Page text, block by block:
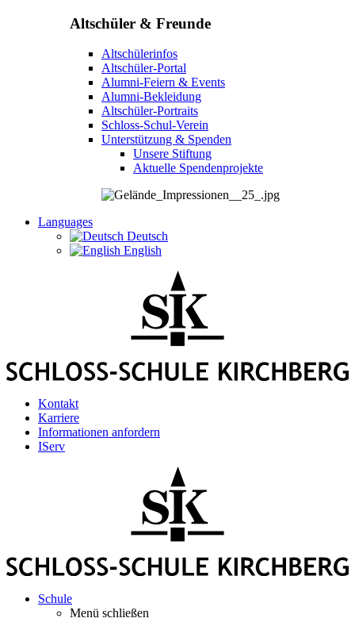
Altschüler & Freunde
Altschülerinfos
Altschüler-Portal
Alumni-Feiern & Events
Alumni-Bekleidung
Altschüler-Portraits
Schloss-Schul-Verein
Unterstützung & Spenden
Unsere Stiftung
Aktuelle Spendenprojekte
Languages
Deutsch
English
Kontakt
Karriere
Informationen anfordern
IServ
Schule
Menü schließen